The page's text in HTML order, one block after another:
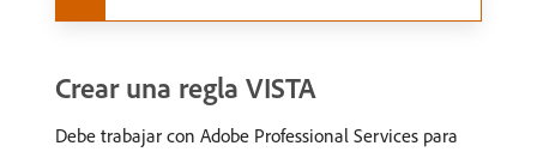
Crear una regla VISTA
Debe trabajar con Adobe Professional Services para